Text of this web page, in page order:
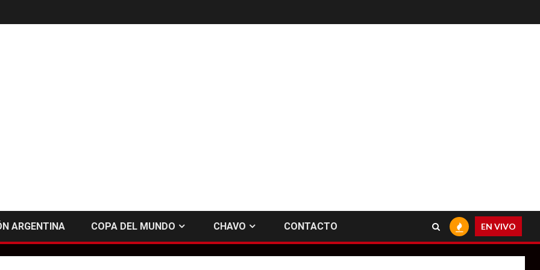
ARGENTINA COPA DEL MUNDO CHAVO CONTACTO EN VIVO